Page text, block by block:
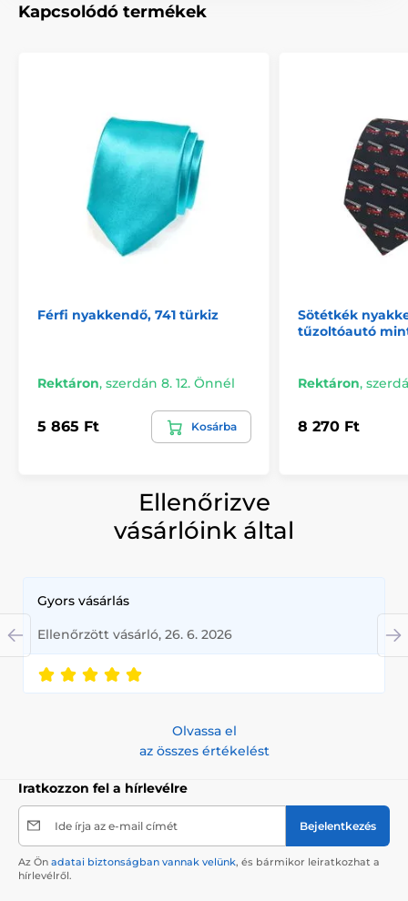
Kapcsolódó termékek
Férfi nyakkendő, 741 türkiz
Rektáron, szerdán 8. 12. Önnél
5 865 Ft Kosárba
Sötétkék
tűzoltóautó
Rektáron,
8 270 Ft
Ellenőrizve
vásárlóink által
Gyors vásárlás
Ellenőrzött vásárló, 26. 6. 2026
Olvassa el
az összes értékelést
Iratkozzon fel a hírlevélre
Ide írja az e-mail címét Bejelentkezés
Az Ön adatai biztonságban vannak velünk, és bármikor leiratkozhat a
hírlevélről.